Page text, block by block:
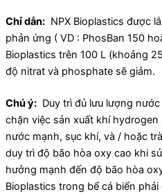
Chỉ dẫn: NPX Bioplastics được
phản ứng ( VD : PhosBan 150
Bioplastics trên 100 L (khoảng
độ nitrat và phosphate sẽ giảm.
Chú ý: Duy trì đủ lưu lượng
chặn việc sản xuất khí
nước mạnh, sục khí, và / hoặc
duy trì độ bão hòa oxy cao khi
hưởng mạnh đến độ bão hòa
Bioplastics trong bể cá biển